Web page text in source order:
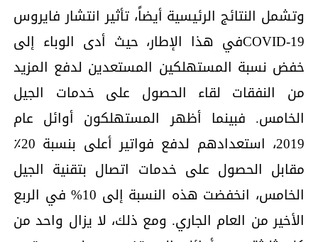
وتشمل النتائج الرئيسية أيضاً، تأثير انتشار فايروس
COVID-19في هذا الإطار، حيث أدى الوباء إلى
خفض نسبة المستهلكين المستعدين لدفع المزيد
من النفقات لقاء الحصول على خدمات الجيل
الخامس. فبينما أظهر المستهلكون أوائل عام
2019، استعدادهم لدفع فواتير أعلى بنسبة 20٪
مقابل الحصول على خدمات اتصال بتقنية الجيل
الخامس، انخفضت هذه النسبة إلى 10% في الربع
الأخير من العام الجاري. ومع ذلك، لا يزال واحد من